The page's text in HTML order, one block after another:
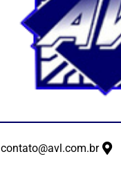
contato@avl.com.br